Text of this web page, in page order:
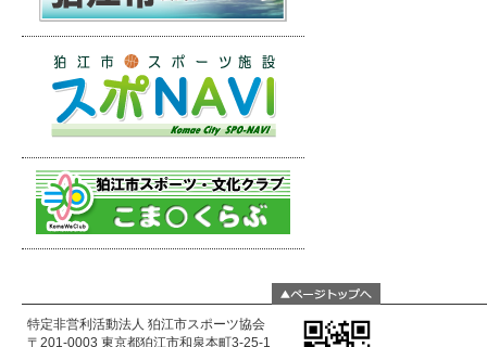
特定非営利活動法人 狛江市スポーツ協会
〒201-0003 東京都狛江市和泉本町3-25-1